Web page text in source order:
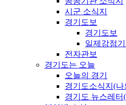
시군 소식지
경기도보
경기도보
일제강점
전자관보
경기도는 오늘
오늘의 경기
경기도소식지(
경기도 뉴스레